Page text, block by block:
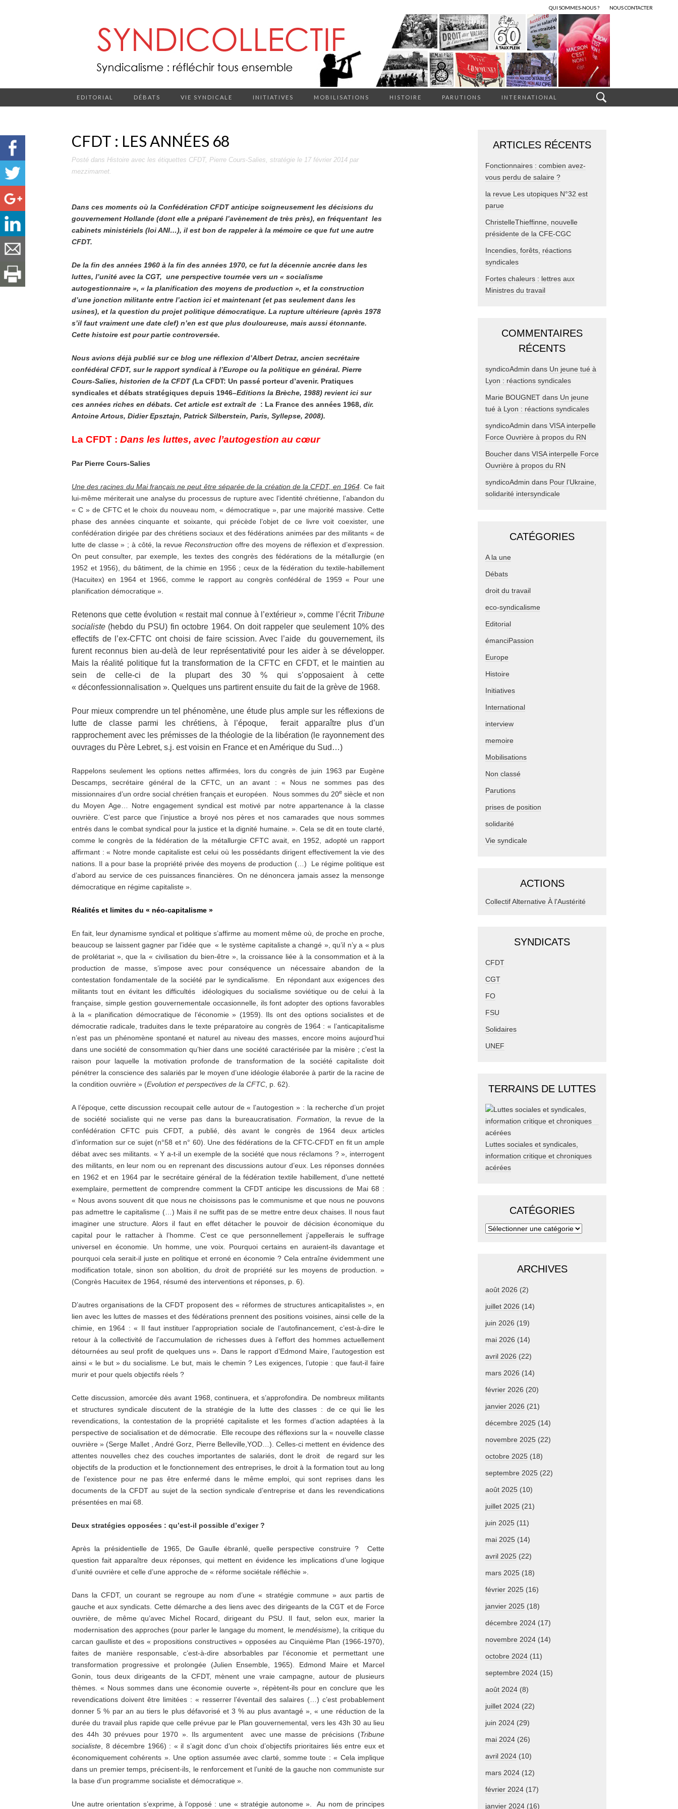
QUI SOMMES-NOUS ? NOUS CONTACTER
EDITORIAL DÉBATS VIE SYNDICALE INITIATIVES MOBILISATIONS HISTOIRE PARUTIONS INTERNATIONAL
CFDT : LES ANNÉES 68
Posté dans Histoire avec les étiquettes CFDT, Pierre Cours-Salies, stratégie le 17 février 2014 par
mezzimamet.
Dans ces moments où la Confédération CFDT anticipe soigneusement les décisions du
gouvernement Hollande (dont elle a préparé l’avènement de très près), en fréquentant les
cabinets ministériels (loi ANI…), il est bon de rappeler à la mémoire ce que fut une autre
CFDT.
De la fin des années 1960 à la fin des années 1970, ce fut la décennie ancrée dans les
luttes, l’unité avec la CGT, une perspective tournée vers un « socialisme
autogestionnaire », « la planification des moyens de production », et la construction
d’une jonction militante entre l’action ici et maintenant (et pas seulement dans les
usines), et la question du projet politique démocratique. La rupture ultérieure (après 1978
s’il faut vraiment une date clef) n’en est que plus douloureuse, mais aussi étonnante.
Cette histoire est pour partie controversée.
Nous avions déjà publié sur ce blog une réflexion d’Albert Detraz, ancien secrétaire
confédéral CFDT, sur le rapport syndical à l’Europe ou la politique en général. Pierre
Cours-Salies, historien de la CFDT (La CFDT: Un passé porteur d’avenir. Pratiques
syndicales et débats stratégiques depuis 1946–Editions la Brèche, 1988) revient ici sur
ces années riches en débats. Cet article est extraît de : La France des années 1968, dir.
Antoine Artous, Didier Epsztajn, Patrick Silberstein, Paris, Syllepse, 2008).
La CFDT : Dans les luttes, avec l’autogestion au cœur
Par Pierre Cours-Salies
Une des racines du Mai français ne peut être séparée de la création de la CFDT, en 1964. Ce fait
lui-même mériterait une analyse du processus de rupture avec l’identité chrétienne, l’abandon du
« C » de CFTC et le choix du nouveau nom, « démocratique », par une majorité massive. Cette
phase des années cinquante et soixante, qui précède l’objet de ce livre voit coexister, une
confédération dirigée par des chrétiens sociaux et des fédérations animées par des militants « de
lutte de classe » ; à côté, la revue Reconstruction offre des moyens de réflexion et d’expression.
On peut consulter, par exemple, les textes des congrès des fédérations de la métallurgie (en
1952 et 1956), du bâtiment, de la chimie en 1956 ; ceux de la fédération du textile-habillement
(Hacuitex) en 1964 et 1966, comme le rapport au congrès confédéral de 1959 « Pour une
planification démocratique ».
Retenons que cette évolution « restait mal connue à l’extérieur », comme l’écrit Tribune
socialiste (hebdo du PSU) fin octobre 1964. On doit rappeler que seulement 10% des
effectifs de l’ex-CFTC ont choisi de faire scission. Avec l’aide du gouvernement, ils
furent reconnus bien au-delà de leur représentativité pour les aider à se développer.
Mais la réalité politique fut la transformation de la CFTC en CFDT, et le maintien au
sein de celle-ci de la plupart des 30 % qui s’opposaient à cette
« déconfessionnalisation ». Quelques uns partirent ensuite du fait de la grève de 1968.
Pour mieux comprendre un tel phénomène, une étude plus ample sur les réflexions de
lutte de classe parmi les chrétiens, à l’époque, ferait apparaître plus d’un
rapprochement avec les prémisses de la théologie de la libération (le rayonnement des
ouvrages du Père Lebret, s.j. est voisin en France et en Amérique du Sud…)
Rappelons seulement les options nettes affirmées, lors du congrès de juin 1963 par Eugène
Descamps, secrétaire général de la CFTC, un an avant : « Nous ne sommes pas des
missionnaires d’un ordre social chrétien français et européen. Nous sommes du 20esiècle et non
du Moyen Age… Notre engagement syndical est motivé par notre appartenance à la classe
ouvrière. C’est parce que l’injustice a broyé nos pères et nos camarades que nous sommes
entrés dans le combat syndical pour la justice et la dignité humaine. ». Cela se dit en toute clarté,
comme le congrès de la fédération de la métallurgie CFTC avait, en 1952, adopté un rapport
affirmant : « Notre monde capitaliste est celui où les possédants dirigent effectivement la vie des
nations. Il a pour base la propriété privée des moyens de production (…) Le régime politique est
d’abord au service de ces puissances financières. On ne dénoncera jamais assez la mensonge
démocratique en régime capitaliste ».
Réalités et limites du « néo-capitalisme »
En fait, leur dynamisme syndical et politique s’affirme au moment même où, de proche en proche,
beaucoup se laissent gagner par l’idée que « le système capitaliste a changé », qu’il n’y a « plus
de prolétariat », que la « civilisation du bien-être », la croissance liée à la consommation et à la
production de masse, s’impose avec pour conséquence un nécessaire abandon de la
contestation fondamentale de la société par le syndicalisme. En répondant aux exigences des
militants tout en évitant les difficultés idéologiques du socialisme soviétique ou de celui à la
française, simple gestion gouvernementale occasionnelle, ils font adopter des options favorables
à la « planification démocratique de l’économie » (1959). Ils ont des options socialistes et de
démocratie radicale, traduites dans le texte préparatoire au congrès de 1964 : « l’anticapitalisme
n’est pas un phénomène spontané et naturel au niveau des masses, encore moins aujourd’hui
dans une société de consommation qu’hier dans une société caractérisée par la misère ; c’est la
raison pour laquelle la motivation profonde de transformation de la société capitaliste doit
pénétrer la conscience des salariés par le moyen d’une idéologie élaborée à partir de la racine de
la condition ouvrière » (Evolution et perspectives de la CFTC , p. 62).
A l’époque, cette discussion recoupait celle autour de « l’autogestion » : la recherche d’un projet
de société socialiste qui ne verse pas dans la bureaucratisation. Formation , la revue de la
confédération CFTC puis CFDT, a publié, dès avant le congrès de 1964 deux articles
d’information sur ce sujet (n°58 et n° 60). Une des fédérations de la CFTC-CFDT en fit un ample
débat avec ses militants. « Y a-t-il un exemple de la société que nous réclamons ? », interrogent
des militants, en leur nom ou en reprenant des discussions autour d’eux. Les réponses données
en 1962 et en 1964 par le secrétaire général de la fédération textile habillement, d’une netteté
exemplaire, permettent de comprendre comment la CFDT anticipe les discussions de Mai 68 :
« Nous avons souvent dit que nous ne choisissons pas le communisme et que nous ne pouvons
pas admettre le capitalisme (…) Mais il ne suffit pas de se mettre entre deux chaises. Il nous faut
imaginer une structure. Alors il faut en effet détacher le pouvoir de décision économique du
capital pour le rattacher à l’homme. C’est ce que personnellement j’appellerais le suffrage
universel en économie. Un homme, une voix. Pourquoi certains en auraient-ils davantage et
pourquoi cela serait-il juste en politique et erroné en économie ? Cela entraîne évidemment une
modification totale, sinon son abolition, du droit de propriété sur les moyens de production. »
(Congrès Hacuitex de 1964, résumé des interventions et réponses, p. 6).
D’autres organisations de la CFDT proposent des « réformes de structures anticapitalistes », en
lien avec les luttes de masses et des fédérations prennent des positions voisines, ainsi celle de la
chimie, en 1964 : « Il faut instituer l’appropriation sociale de l’autofinancement, c’est-à-dire le
retour à la collectivité de l’accumulation de richesses dues à l’effort des hommes actuellement
détournées au seul profit de quelques uns ». Dans le rapport d’Edmond Maire, l’autogestion est
ainsi « le but » du socialisme. Le but, mais le chemin ? Les exigences, l’utopie : que faut-il faire
murir et pour quels objectifs réels ?
Cette discussion, amorcée dès avant 1968, continuera, et s’approfondira. De nombreux militants
et structures syndicale discutent de la stratégie de la lutte des classes : de ce qui lie les
revendications, la contestation de la propriété capitaliste et les formes d’action adaptées à la
perspective de socialisation et de démocratie. Elle recoupe des réflexions sur la « nouvelle classe
ouvrière » (Serge Mallet , André Gorz, Pierre Belleville,YOD…). Celles-ci mettent en évidence des
attentes nouvelles chez des couches importantes de salariés, dont le droit de regard sur les
objectifs de la production et le fonctionnement des entreprises, le droit à la formation tout au long
de l’existence pour ne pas être enfermé dans le même emploi, qui sont reprises dans les
documents de la CFDT au sujet de la section syndicale d’entreprise et dans les revendications
présentées en mai 68.
Deux stratégies opposées : qu’est-il possible d’exiger ?
Après la présidentielle de 1965, De Gaulle ébranlé, quelle perspective construire ? Cette
question fait apparaître deux réponses, qui mettent en évidence les implications d’une logique
d’unité ouvrière et celle d’une approche de « réforme sociétale réfléchie ».
Dans la CFDT, un courant se regroupe au nom d’une « stratégie commune » aux partis de
gauche et aux syndicats. Cette démarche a des liens avec des dirigeants de la CGT et de Force
ouvrière, de même qu’avec Michel Rocard, dirigeant du PSU. Il faut, selon eux, marier la
modernisation des approches (pour parler le langage du moment, le mendésisme), la critique du
carcan gaulliste et des « propositions constructives » opposées au Cinquième Plan (1966-1970),
faites de manière responsable, c’est-à-dire absorbables par l’économie et permettant une
transformation progressive et prolongée (Julien Ensemble, 1965). Edmond Maire et Marcel
Gonin, tous deux dirigeants de la CFDT, mènent une vraie campagne, autour de plusieurs
thèmes. « Nous sommes dans une économie ouverte », répètent-ils pour en conclure que les
revendications doivent être limitées : « resserrer l’éventail des salaires (…) c’est probablement
donner 5 % par an au tiers le plus défavorisé et 3 % au plus avantagé », « une réduction de la
durée du travail plus rapide que celle prévue par le Plan gouvernemental, vers les 43h 30 au lieu
des 44h 30 prévues pour 1970 ». Ils argumentent avec une masse de précisions (Tribune
socialiste , 8 décembre 1966) : « il s’agit donc d’un choix d’objectifs prioritaires liés entre eux et
économiquement cohérents ». Une option assumée avec clarté, somme toute : « Cela implique
dans un premier temps, précisent-ils, le renforcement et l’unité de la gauche non communiste sur
la base d’un programme socialiste et démocratique ».
Une autre orientation s’exprime, à l’opposé : une « stratégie autonome ». Au nom de principes
ARTICLES RÉCENTS
Fonctionnaires : combien avez-
vous perdu de salaire ?
la revue Les utopiques N°32 est
parue
ChristelleThieffinne, nouvelle
présidente de la CFE-CGC
Incendies, forêts, réactions
syndicales
Fortes chaleurs : lettres aux
Ministres du travail
COMMENTAIRES
RÉCENTS
syndicoAdmin dans Un jeune tué à
Lyon : réactions syndicales
Marie BOUGNET dans Un jeune
tué à Lyon : réactions syndicales
syndicoAdmin dans VISA interpelle
Force Ouvrière à propos du RN
Boucher dans VISA interpelle Force
Ouvrière à propos du RN
syndicoAdmin dans Pour l’Ukraine,
solidarité intersyndicale
CATÉGORIES
A la une
Débats
droit du travail
eco-syndicalisme
Editorial
émanciPassion
Europe
Histoire
Initiatives
International
interview
memoire
Mobilisations
Non classé
Parutions
prises de position
solidarité
Vie syndicale
ACTIONS
Collectif Alternative À l'Austérité
SYNDICATS
CFDT
CGT
FO
FSU
Solidaires
UNEF
TERRAINS DE LUTTES
Luttes sociales et syndicales,
information critique et chroniques
acérées
CATÉGORIES
ARCHIVES
août 2026 (2)
juillet 2026 (14)
juin 2026 (19)
mai 2026 (14)
avril 2026 (22)
mars 2026 (14)
février 2026 (20)
janvier 2026 (21)
décembre 2025 (14)
novembre 2025 (22)
octobre 2025 (18)
septembre 2025 (22)
août 2025 (10)
juillet 2025 (21)
juin 2025 (11)
mai 2025 (14)
avril 2025 (22)
mars 2025 (18)
février 2025 (16)
janvier 2025 (18)
décembre 2024 (17)
novembre 2024 (14)
octobre 2024 (11)
septembre 2024 (15)
août 2024 (8)
juillet 2024 (22)
juin 2024 (29)
mai 2024 (26)
avril 2024 (10)
mars 2024 (12)
février 2024 (17)
janvier 2024 (16)